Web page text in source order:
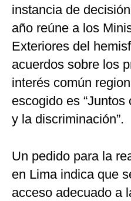
instancia de
año reúne a los
Exteriores del
acuerdos sobre los
interés común
escogido es
y la discriminación”.
Un pedido para la
en Lima indica que
acceso adecuado a